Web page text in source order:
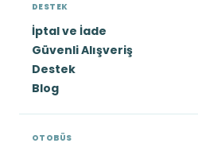
DESTEK
İptal ve İade
Güvenli Alışveriş
Destek
Blog
OTOBÜS